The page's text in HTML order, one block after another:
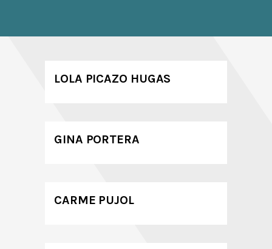
LOLA PICAZO HUGAS
GINA PORTERA
CARME PUJOL